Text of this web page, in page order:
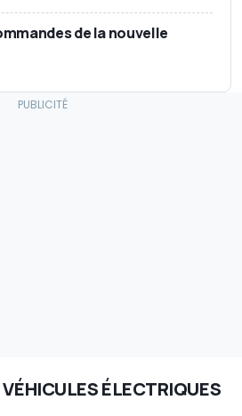
de la nouvelle
ÉLECTRIQUES